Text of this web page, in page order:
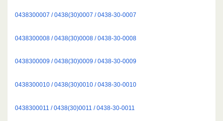
0438300007 / 0438(30)0007 / 0438-30-0007
0438300008 / 0438(30)0008 / 0438-30-0008
0438300009 / 0438(30)0009 / 0438-30-0009
0438300010 / 0438(30)0010 / 0438-30-0010
0438300011 / 0438(30)0011 / 0438-30-0011